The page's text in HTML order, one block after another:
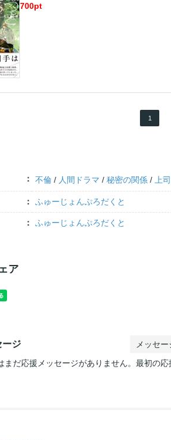
700pt
1
不倫 / 人間ドラマ /秘密の関係 /上
ふゅーじょんぷろだくと
ふゅーじょんぷろだくと
ア
ージ メッセ
まだ応援メッセージがありません。最初の